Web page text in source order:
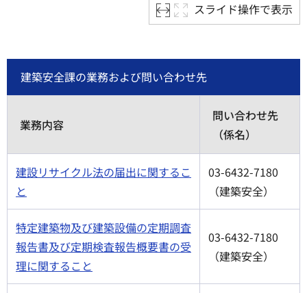
スライド操作で表示
建築安全課の業務および問い合わせ先
業務内容
問い合わせ先
（係名）
建設リサイクル法の届出に関するこ
と
03-6432-7180
（建築安全）
特定建築物及び建築設備の定期調査
報告書及び定期検査報告概要書の受
理に関すること
03-6432-7180
（建築安全）